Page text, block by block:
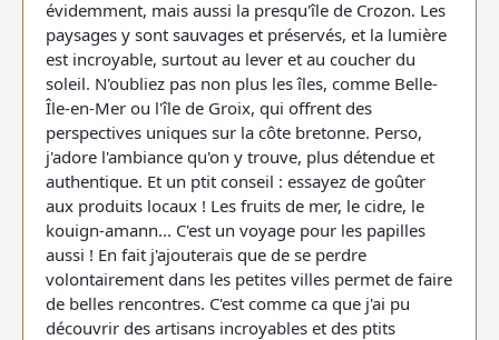
évidemment, mais aussi la presqu'île de Crozon. Les
paysages y sont sauvages et préservés, et la lumière
est incroyable, surtout au lever et au coucher du
soleil. N'oubliez pas non plus les îles, comme Belle-
Île-en-Mer ou l'île de Groix, qui offrent des
perspectives uniques sur la côte bretonne. Perso,
j'adore l'ambiance qu'on y trouve, plus détendue et
authentique. Et un ptit conseil : essayez de goûter
aux produits locaux ! Les fruits de mer, le cidre, le
kouign-amann... C'est un voyage pour les papilles
aussi ! En fait j'ajouterais que de se perdre
volontairement dans les petites villes permet de faire
de belles rencontres. C'est comme ca que j'ai pu
découvrir des artisans incroyables et des ptits